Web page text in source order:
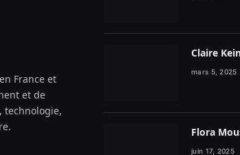
France et
et de
technologie,
Claire
mars 5, 2025
Flora
juin 17, 2025